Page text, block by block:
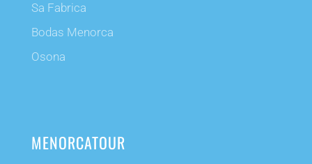
Sa Fabrica
Bodas Menorca
Osona
MENORCATOUR